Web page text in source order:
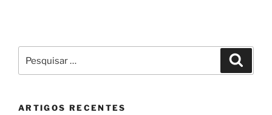
por:
ARTIGOS RECENTES